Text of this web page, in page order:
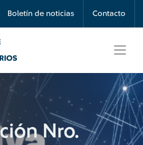
Boletín de noticias Contacto
Nro.